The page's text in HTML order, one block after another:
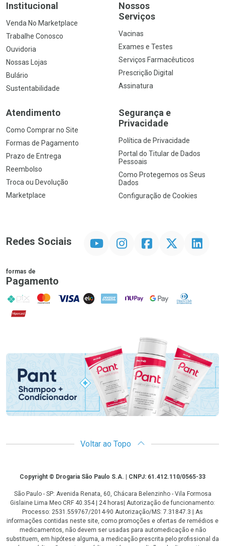
Institucional
Venda No Marketplace
Trabalhe Conosco
Ouvidoria
Nossas Lojas
Bulário
Sustentabilidade
Nossos
Serviços
Vacinas
Exames e Testes
Serviços Farmacêuticos
Prescrição Digital
Assinatura
Atendimento
Como Comprar no Site
Formas de Pagamento
Prazo de Entrega
Reembolso
Troca ou Devolução
Marketplace
Segurança e
Privacidade
Política de Privacidade
Portal do Titular de Dados
Pessoais
Como Protegemos os Seus
Dados
Configuração de Cookies
Redes Sociais InstagramFacebookTwitter Linkedin
formas de
Pagamento
PIX MasterCard
VISA ELO AMEX NuPay Google PayDiners Club
Hipercard
Promoção em Destaque
Voltar ao Topo
CopyrightCopyright © Drogaria São Paulo S.A. | CNPJ: 61.412.110/0565-33
São Paulo - SP: Avenida Renata, 60, Chácara Belenzinho - Vila Formosa
Gislaine Lima Meo CRF 40.354 | 24 horas| Autorização de funcionamento:
Processo: 2531.559767/2014-90 Autorização/MS: 7.31847.3 | As
informações contidas neste site, como promoções e ofertas de remédios e
medicamentos, não devem ser usadas para automedicação e não
substituem, em hipótese alguma, a medicação prescrita pelo profissional da